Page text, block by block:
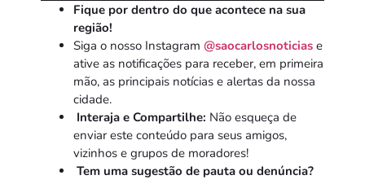
Fique por dentro do que acontece na sua
região!
Siga o nosso Instagram @saocarlosnoticias e
ative as notificações para receber, em primeira
mão, as principais notícias e alertas da nossa
cidade.
Interaja e Compartilhe: Não esqueça de
enviar este conteúdo para seus amigos,
vizinhos e grupos de moradores!
Tem uma sugestão de pauta ou denúncia?